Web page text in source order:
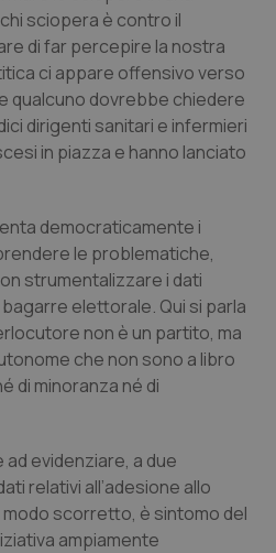
di Bolzano
di Trento
Rettocolite Ulcerosa
neurodegenerative
sciopera è contro il
di far percepire la nostra
ci appare offensivo verso
qualcuno dovrebbe chiedere
dirigenti sanitari e infermieri
in piazza e hanno lanciato
democraticamente i
le problematiche,
strumentalizzare i dati
elettorale. Qui si parla
non è un partito, ma
che non sono a libro
di minoranza né di
evidenziare, a due
relativi all’adesione allo
scorretto, è sintomo del
ampiamente